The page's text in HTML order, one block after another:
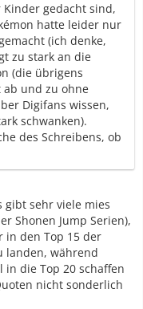
gedacht sind,
hatte leider nur
(ich denke,
zu stark an die
(die übrigens
ab und zu ohne
Digifans wissen,
schwanken).
des Schreibens, ob
gibt sehr viele mies
Shonen Jump Serien),
in den Top 15 der
landen, während
in die Top 20 schaffen
nicht sonderlich